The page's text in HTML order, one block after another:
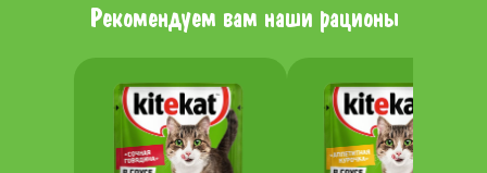
Рекомендуем вам наши рационы